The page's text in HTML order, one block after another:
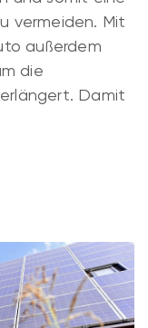
vermeiden. Mit
außerdem
die
Damit